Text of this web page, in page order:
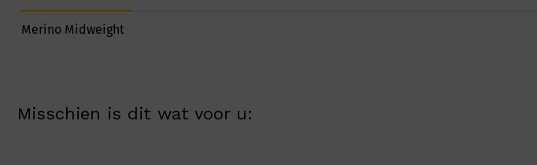
Merino Midweight
Misschien is dit wat voor u: